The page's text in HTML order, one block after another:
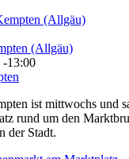
(Allgäu)
-13:00
ist mittwochs und
rund um den
der Stadt.